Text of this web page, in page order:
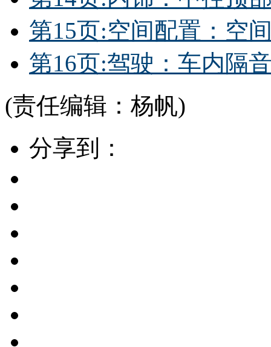
第15页:空间配置：空
第16页:驾驶：车内隔
(责任编辑：杨帆)
分享到：